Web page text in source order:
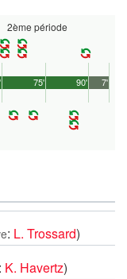
2ème période
90'
75' 7'
: L. Trossard)
: K. Havertz)